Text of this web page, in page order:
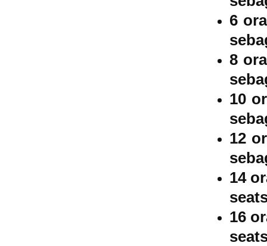
6
8
10
12
14
16